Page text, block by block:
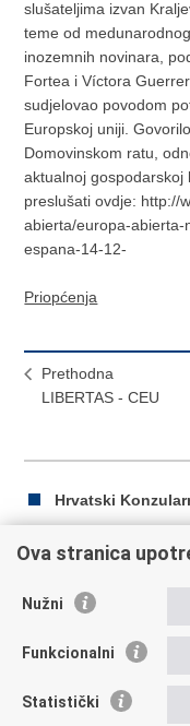
slušateljima izvan
teme od
inozemnih novinara,
Fortea i Víctora
sudjelovao povodom
Europskoj uniji.
Domovinskom ratu,
aktualnoj gospodarskoj
preslušati ovdje: http://
abierta/europa-
espana-14-12-
Priopćenja
Prethodna
LIBERTAS - CEU
Hrvatski
Ispiši
Podijeli
Facebooku
Twitteru
Republika
Trg N.Š. Zrinskog 7-8,
Ova stranica
Nužni
Funkcionalni
Statistički